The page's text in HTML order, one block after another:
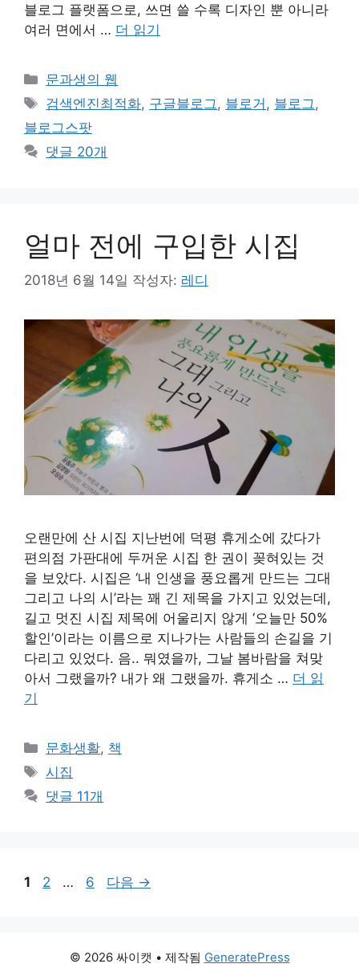
블로그 플랫폼으로, 쓰면 쓸 수록 디자인 뿐 아니라
여러 면에서 … 더 읽기
카
테
고
리
문과생의 웹
태
그
검색엔진최적화, 구글블로그 , 블로거 , 블로그 ,
블로그스팟
댓글 20개
얼마 전에 구입한 시집
2018년 6월 14일 작성자: 레디
오랜만에 산 시집 지난번에 덕평 휴게소에 갔다가
편의점 가판대에 두꺼운 시집 한 권이 꽂혀있는 것
을 보았다. 시집은 ‘내 인생을 풍요롭게 만드는 그대
그리고 나의 시’라는 꽤 긴 제목을 가지고 있었는데,
길고 멋진 시집 제목에 어울리지 않게 ‘오늘만 50%
할인’이라는 이름으로 지나가는 사람들의 손길을 기
다리고 있었다. 음.. 뭐였을까, 그날 봄바람을 쳐맞
아서 그랬을까? 내가 왜 그랬을까. 휴게소 … 더 읽
기
카
테
고
리
문화생활, 책
태
그
시집
댓글 11개
페
1
페
2 …
페
6 다음 →
© 2026 싸이캣 • 제작됨 GeneratePress